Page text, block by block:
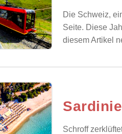
Die Schweiz,
Seite. Diese
diesem Artikel
Schroff